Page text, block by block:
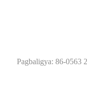
Pagbaligya: 86-0563